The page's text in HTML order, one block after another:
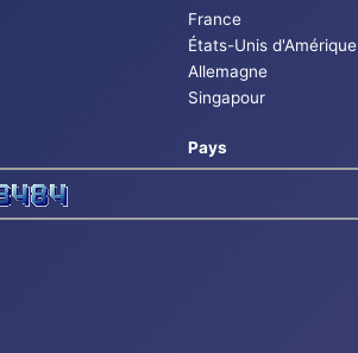
France
États-Unis d'Amérique
Allemagne
Singapour
Pays